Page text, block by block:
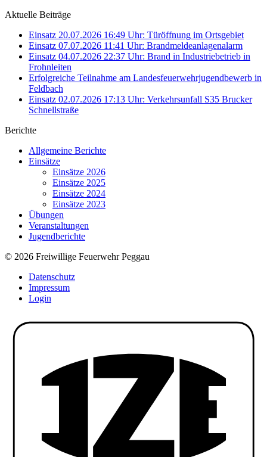
Aktuelle Beiträge
Einsatz 20.07.2026 16:49 Uhr: Türöffnung im Ortsgebiet
Einsatz 07.07.2026 11:41 Uhr: Brandmeldeanlagenalarm
Einsatz 04.07.2026 22:37 Uhr: Brand in Industriebetrieb in
Frohnleiten
Erfolgreiche Teilnahme am Landesfeuerwehrjugendbewerb in
Feldbach
Einsatz 02.07.2026 17:13 Uhr: Verkehrsunfall S35 Brucker
Schnellstraße
Berichte
Allgemeine Berichte
Einsätze
Einsätze 2026
Einsätze 2025
Einsätze 2024
Einsätze 2023
Übungen
Veranstaltungen
Jugendberichte
© 2026 Freiwillige Feuerwehr Peggau
Datenschutz
Impressum
Login